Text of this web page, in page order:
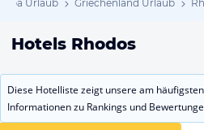
Urlaub Griechenland Urlaub
Hotels Rhodos
Diese Hotelliste zeigt unsere am
Informationen zu Rankings und